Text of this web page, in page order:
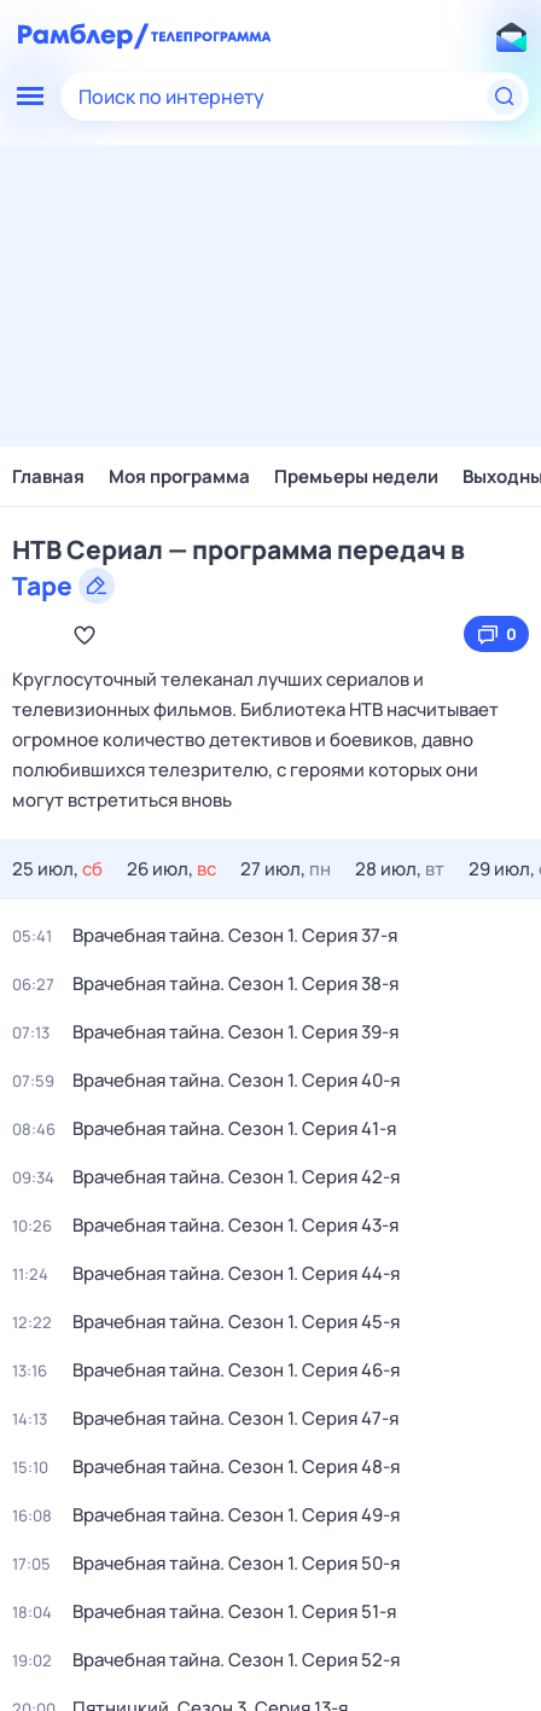
Поиск по интернету
Главная Моя программа Премьеры недели
НТВ Сериал — программа передач в
Таре
0
Круглосуточный телеканал лучших сериалов и
телевизионных фильмов. Библиотека НТВ насчитывает
огромное количество детективов и боевиков, давно
полюбившихся телезрителю, с героями которых они
могут встретиться вновь
25 июл,сб 26 июл, вс 27 июл, пн 28 июл, вт 29 июл,
05:41 Врачебная тайна. Сезон 1. Серия 37-я
06:27 Врачебная тайна. Сезон 1. Серия 38-я
07:13 Врачебная тайна. Сезон 1. Серия 39-я
07:59 Врачебная тайна. Сезон 1. Серия 40-я
08:46 Врачебная тайна. Сезон 1. Серия 41-я
09:34 Врачебная тайна. Сезон 1. Серия 42-я
10:26 Врачебная тайна. Сезон 1. Серия 43-я
11:24 Врачебная тайна. Сезон 1. Серия 44-я
12:22 Врачебная тайна. Сезон 1. Серия 45-я
13:16 Врачебная тайна. Сезон 1. Серия 46-я
14:13 Врачебная тайна. Сезон 1. Серия 47-я
15:10 Врачебная тайна. Сезон 1. Серия 48-я
16:08 Врачебная тайна. Сезон 1. Серия 49-я
17:05 Врачебная тайна. Сезон 1. Серия 50-я
18:04 Врачебная тайна. Сезон 1. Серия 51-я
19:02 Врачебная тайна. Сезон 1. Серия 52-я